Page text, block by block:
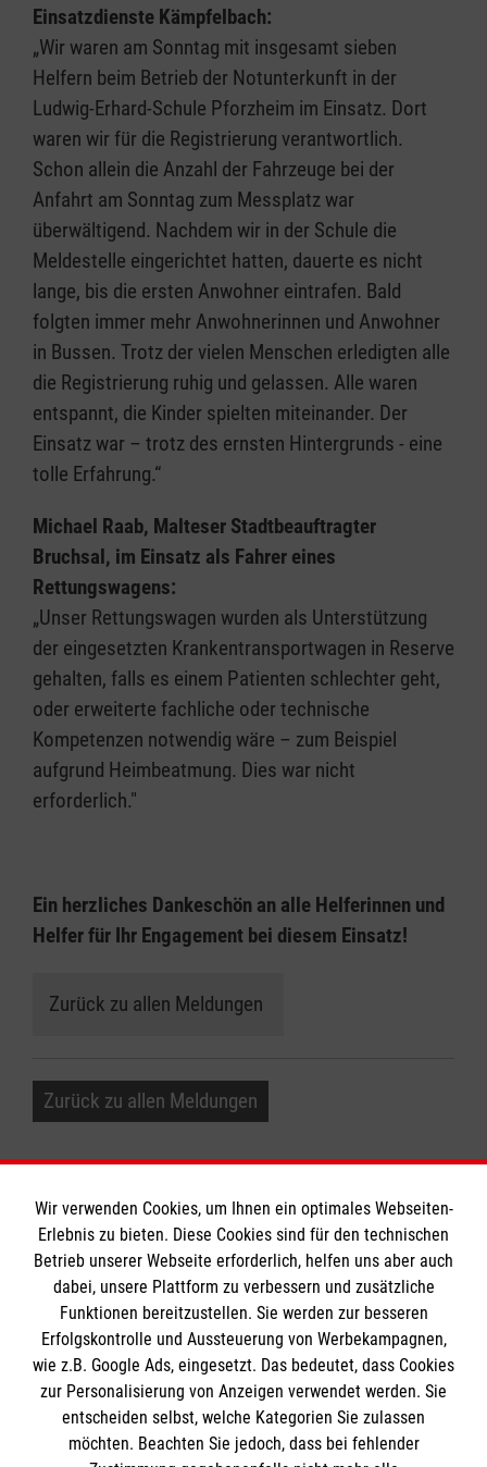
Einsatzdienste Kämpfelbach:
„Wir waren am Sonntag mit insgesamt sieben
Helfern beim Betrieb der Notunterkunft in der
Ludwig-Erhard-Schule Pforzheim im Einsatz. Dort
waren wir für die Registrierung verantwortlich.
Schon allein die Anzahl der Fahrzeuge bei der
Anfahrt am Sonntag zum Messplatz war
überwältigend. Nachdem wir in der Schule die
Meldestelle eingerichtet hatten, dauerte es nicht
lange, bis die ersten Anwohner eintrafen. Bald
folgten immer mehr Anwohnerinnen und Anwohner
in Bussen. Trotz der vielen Menschen erledigten alle
die Registrierung ruhig und gelassen. Alle waren
entspannt, die Kinder spielten miteinander. Der
Einsatz war – trotz des ernsten Hintergrunds - eine
tolle Erfahrung.“
Michael Raab, Malteser Stadtbeauftragter
Bruchsal, im Einsatz als Fahrer eines
Rettungswagens:
„Unser Rettungswagen wurden als Unterstützung
der eingesetzten Krankentransportwagen in Reserve
gehalten, falls es einem Patienten schlechter geht,
oder erweiterte fachliche oder technische
Kompetenzen notwendig wäre – zum Beispiel
aufgrund Heimbeatmung. Dies war nicht
erforderlich."
Ein herzliches Dankeschön an alle Helferinnen und
Helfer für Ihr Engagement bei diesem Einsatz!
Zurück zu allen Meldungen
Zurück zu allen Meldungen
Informationen
Impressum
Datenschutz
Barrierefreiheit
Kontakt
Die Malteser
Malteser in Deutschland
Wir verwenden Cookies, um Ihnen ein optimales Webseiten-
Erlebnis zu bieten. Diese Cookies sind für den technischen
Betrieb unserer Webseite erforderlich, helfen uns aber auch
dabei, unsere Plattform zu verbessern und zusätzliche
Funktionen bereitzustellen. Sie werden zur besseren
Erfolgskontrolle und Aussteuerung von Werbekampagnen,
wie z.B. Google Ads, eingesetzt. Das bedeutet, dass Cookies
zur Personalisierung von Anzeigen verwendet werden. Sie
entscheiden selbst, welche Kategorien Sie zulassen
möchten. Beachten Sie jedoch, dass bei fehlender